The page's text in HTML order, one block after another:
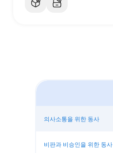
의사소통을 위한 동사
비판과 비승인을 위한 동사